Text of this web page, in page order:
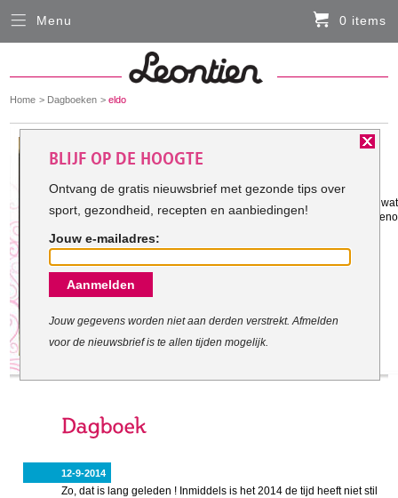
You
here:
Home Dagboeken eldo
Gestart met mijn doel: 11-9-2010
Ik heb te veel overgewicht.en nog al
En de conditie is O.Dus motievatie
12-9-2014
Zo, dat is lang geleden ! Inmiddels is het 2014 de tijd heeft niet stil
Menu 0 items
Sluiten
HARDLOOPKLEDING
FIETSKLEDING
SERVICE
Inloggen
Contact- en adresgegevens
Levertijd, retourneren, ruilen
Algemene voorwaarden
BLIJF OP DE HOOGTE
Ontvang de gratis nieuwsbrief met gezonde tips over
sport, gezondheid, recepten en aanbiedingen!
Jouw e-mailadres:
Aanmelden
Jouw gegevens worden niet aan derden verstrekt. Afmelden
voor de nieuwsbrief is te allen tijden mogelijk.